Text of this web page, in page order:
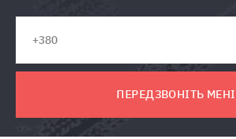
ПЕРЕДЗВОНІТЬ МЕНІ